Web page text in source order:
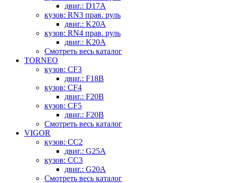
двиг.: D17A
кузов: RN3 прав. руль
двиг.: K20A
кузов: RN4 прав. руль
двиг.: K20A
Смотреть весь каталог
TORNEO
кузов: CF3
двиг.: F18B
кузов: CF4
двиг.: F20B
кузов: CF5
двиг.: F20B
Смотреть весь каталог
VIGOR
кузов: CC2
двиг.: G25A
кузов: CC3
двиг.: G20A
Смотреть весь каталог